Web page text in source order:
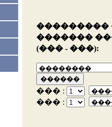
���������
�������
(��� - ���):
��� :
��� :